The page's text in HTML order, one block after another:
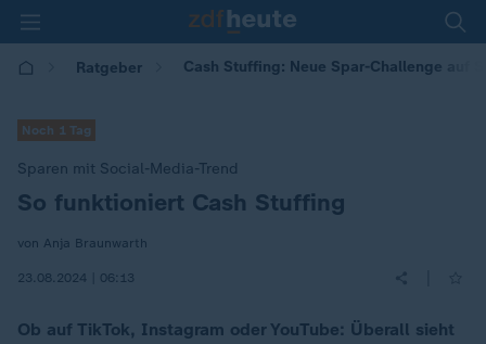
Ratgeber Cash Stuffing: Neue Spar-Challenge auf
Noch 1 Tag
Sparen mit Social-Media-Trend
:
So funktioniert Cash Stuffing
von Anja Braunwarth
23.08.2024 | 06:13
Ob auf TikTok, Instagram oder YouTube: Überall sieht